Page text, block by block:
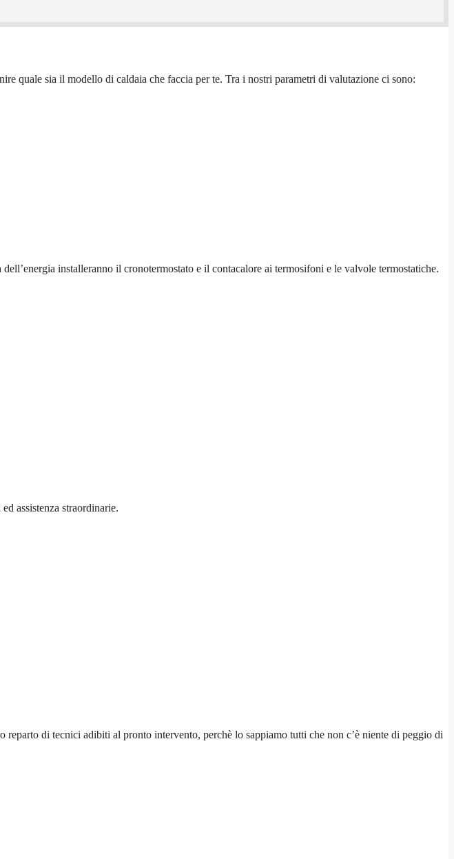
quale sia il modello di caldaia che faccia per te. Tra i nostri parametri di valutazione ci sono:
installeranno il cronotermostato e il contacalore ai termosifoni e le valvole termostatiche.
assistenza straordinarie.
di tecnici adibiti al pronto intervento, perchè lo sappiamo tutti che non c’è niente di peggio di